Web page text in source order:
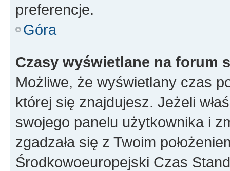
preferencje.
Góra
Czasy wyświetlane na forum
Możliwe, że wyświetlany czas
której się znajdujesz. Jeżeli
swojego panelu użytkownika i
zgadzała się z Twoim
Środkowoeuropejski Czas